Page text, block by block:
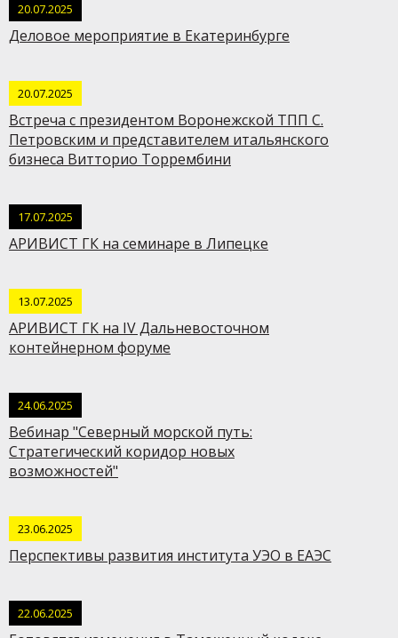
20.07.2025
Деловое мероприятие в Екатеринбурге
20.07.2025
Встреча с президентом Воронежской ТПП С.
Петровским и представителем итальянского
бизнеса Витторио Торрембини
17.07.2025
АРИВИСТ ГК на семинаре в Липецке
13.07.2025
АРИВИСТ ГК на IV Дальневосточном
контейнерном форуме
24.06.2025
Вебинар "Северный морской путь:
Стратегический коридор новых
возможностей"
23.06.2025
Перспективы развития института УЭО в ЕАЭС
22.06.2025